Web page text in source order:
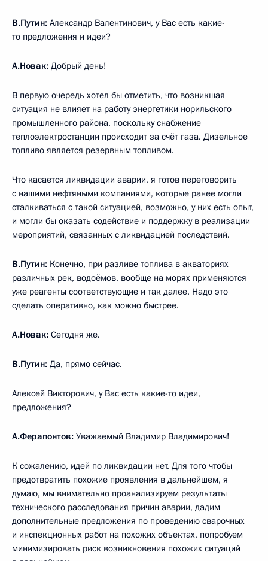
В.Путин: Александр Валентинович, у Вас есть какие-
то предложения и идеи?
А.Новак: Добрый день!
В первую очередь хотел бы отметить, что возникшая
ситуация не влияет на работу энергетики норильского
промышленного района, поскольку снабжение
теплоэлектростанции происходит за счёт газа. Дизельное
топливо является резервным топливом.
Что касается ликвидации аварии, я готов переговорить
с нашими нефтяными компаниями, которые ранее могли
сталкиваться с такой ситуацией, возможно, у них есть опыт,
и могли бы оказать содействие и поддержку в реализации
мероприятий, связанных с ликвидацией последствий.
В.Путин: Конечно, при разливе топлива в акваториях
различных рек, водоёмов, вообще на морях применяются
уже реагенты соответствующие и так далее. Надо это
сделать оперативно, как можно быстрее.
А.Новак: Сегодня же.
В.Путин: Да, прямо сейчас.
Алексей Викторович, у Вас есть какие-то идеи,
предложения?
А.Ферапонтов: Уважаемый Владимир Владимирович!
К сожалению, идей по ликвидации нет. Для того чтобы
предотвратить похожие проявления в дальнейшем, я
думаю, мы внимательно проанализируем результаты
технического расследования причин аварии, дадим
дополнительные предложения по проведению сварочных
и инспекционных работ на похожих объектах, попробуем
минимизировать риск возникновения похожих ситуаций